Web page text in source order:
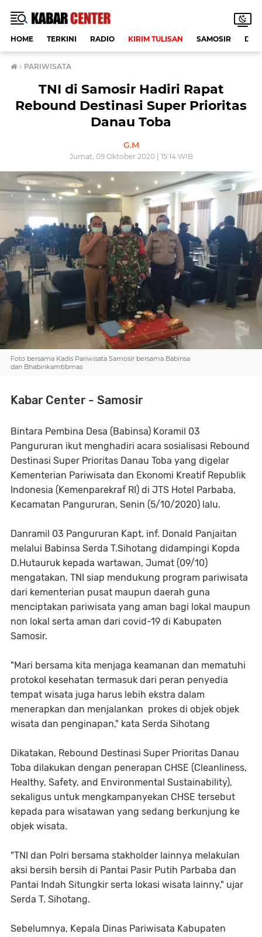
HOME TERKINI RADIO KIRIM TULISAN SAMOSIR
› PARIWISATA
TNI di Samosir Hadiri Rapat
Rebound Destinasi Super Prioritas
Danau Toba
G.M
Jumat, 09 Oktober 2020 | 15:14 WIB
Foto bersama Kadis Pariwisata Samosir bersama Babinsa
dan Bhabinkamtibmas
Kabar Center - Samosir
Bintara Pembina Desa (Babinsa) Koramil 03
Pangururan ikut menghadiri acara sosialisasi Rebound
Destinasi Super Prioritas Danau Toba yang digelar
Kementerian Pariwisata dan Ekonomi Kreatif Republik
Indonesia (Kemenparekraf RI) di JTS Hotel Parbaba,
Kecamatan Pangururan, Senin (5/10/2020) lalu.
Danramil 03 Pangururan Kapt. inf. Donald Panjaitan
melalui Babinsa Serda T.Sihotang didampingi Kopda
D.Hutauruk kepada wartawan, Jumat (09/10)
mengatakan, TNI siap mendukung program pariwisata
dari kementerian pusat maupun daerah guna
menciptakan pariwisata yang aman bagi lokal maupun
non lokal serta aman dari covid-19 di Kabupaten
Samosir.
"Mari bersama kita menjaga keamanan dan mematuhi
protokol kesehatan termasuk dari peran penyedia
tempat wisata juga harus lebih ekstra dalam
menerapkan dan menjalankan prokes di objek objek
wisata dan penginapan," kata Serda Sihotang
Dikatakan, Rebound Destinasi Super Prioritas Danau
Toba dilakukan dengan penerapan CHSE (Cleanliness,
Healthy, Safety, and Environmental Sustainability),
sekaligus untuk mengkampanyekan CHSE tersebut
kepada para wisatawan yang sedang berkunjung ke
objek wisata.
"TNI dan Polri bersama stakholder lainnya melakulan
aksi bersih bersih di Pantai Pasir Putih Parbaba dan
Pantai Indah Situngkir serta lokasi wisata lainny," ujar
Serda T. Sihotang.
Sebelumnya, Kepala Dinas Pariwisata Kabupaten